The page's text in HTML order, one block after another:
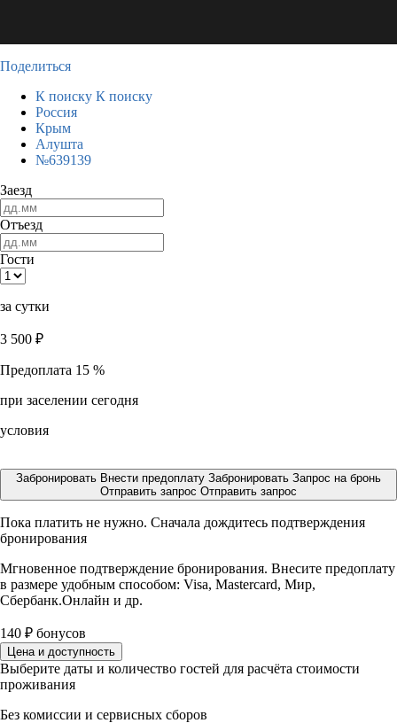
Поделиться
К поиску К поиску
Россия
Крым
Алушта
№639139
Заезд
Отъезд
Гости
за сутки
3 500 ₽
Предоплата 15 %
при заселении сегодня
условия
Забронировать Внести предоплату Забронировать Запрос на бронь
Отправить запрос Отправить запрос
Пока платить не нужно. Сначала дождитесь подтверждения
бронирования
Мгновенное подтверждение бронирования. Внесите предоплату
в размере удобным способом: Visa, Mastercard, Мир,
Сбербанк.Онлайн и др.
140 ₽ бонусов
Цена и доступность
Выберите даты и количество гостей для расчёта стоимости
проживания
Без комиссии и сервисных сборов